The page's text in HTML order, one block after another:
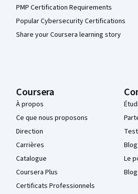
PMP Certification Requirements
Popular Cybersecurity Certifications
Share your Coursera learning story
Coursera
À propos
Ce que nous proposons
Direction
Carrières
Catalogue
Coursera Plus
Certificats Professionnels
Blog
Le